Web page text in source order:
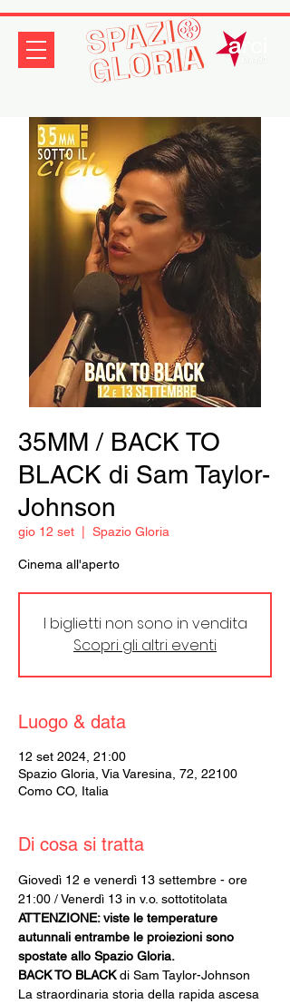
35MM / BACK TO
BLACK di Sam Taylor-
Johnson
gio 12 set Spazio Gloria
Cinema all'aperto
I biglietti non sono in vendita
Scopri gli altri eventi
Luogo & data
12 set 2024, 21:00
Spazio Gloria, Via Varesina, 72, 22100
Como CO, Italia
Di cosa si tratta
Giovedì 12 e venerdì 13 settembre - ore
21:00 / Venerdì 13 in v.o. sottotitolata
ATTENZIONE: viste le temperature
autunnali entrambe le proiezioni sono
spostate allo Spazio Gloria.
BACK TO BLACK di Sam Taylor-Johnson
La straordinaria storia della rapida ascesa